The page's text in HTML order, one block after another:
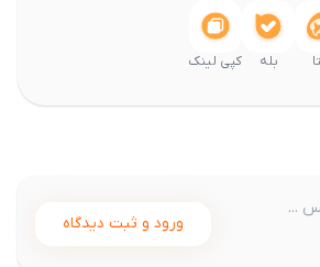
بله کپی لینک
ورود و ثبت دیدگاه